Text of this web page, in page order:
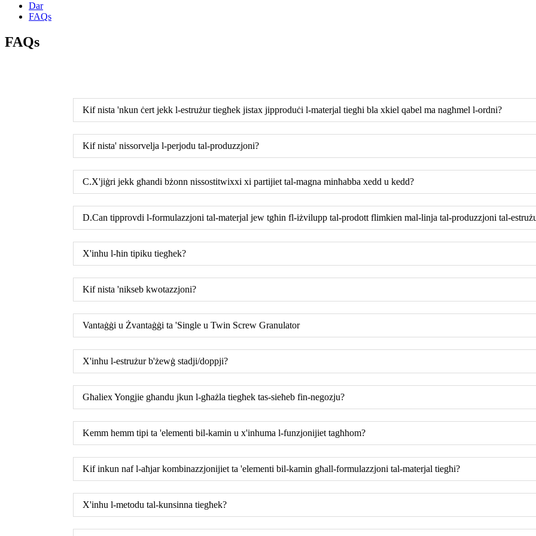
Dar
FAQs
FAQs
Kif nista 'nkun ċert jekk l-estrużur tiegħek jistax jipproduċi l-materjal tiegħi bla xkiel qabel ma nagħmel l-ordni?
Kif nista' nissorvelja l-perjodu tal-produzzjoni?
C.X'jiġri jekk għandi bżonn nissostitwixxi xi partijiet tal-magna minħabba xedd u kedd?
D.Can tipprovdi l-formulazzjoni tal-materjal jew tgħin fl-iżvilupp tal-prodott flimkien mal-linja tal-produzzjoni tal-
X'inhu l-ħin tipiku tiegħek?
Kif nista 'nikseb kwotazzjoni?
Vantaġġi u Żvantaġġi ta 'Single u Twin Screw Granulator
X'inhu l-estrużur b'żewġ stadji/doppji?
Għaliex Yongjie għandu jkun l-għażla tiegħek tas-sieħeb fin-negozju?
Kemm hemm tipi ta 'elementi bil-kamin u x'inhuma l-funzjonijiet tagħhom?
Kif inkun naf l-aħjar kombinazzjonijiet ta 'elementi bil-kamin għall-formulazzjoni tal-materjal tiegħi?
X'inhu l-metodu tal-kunsinna tiegħek?